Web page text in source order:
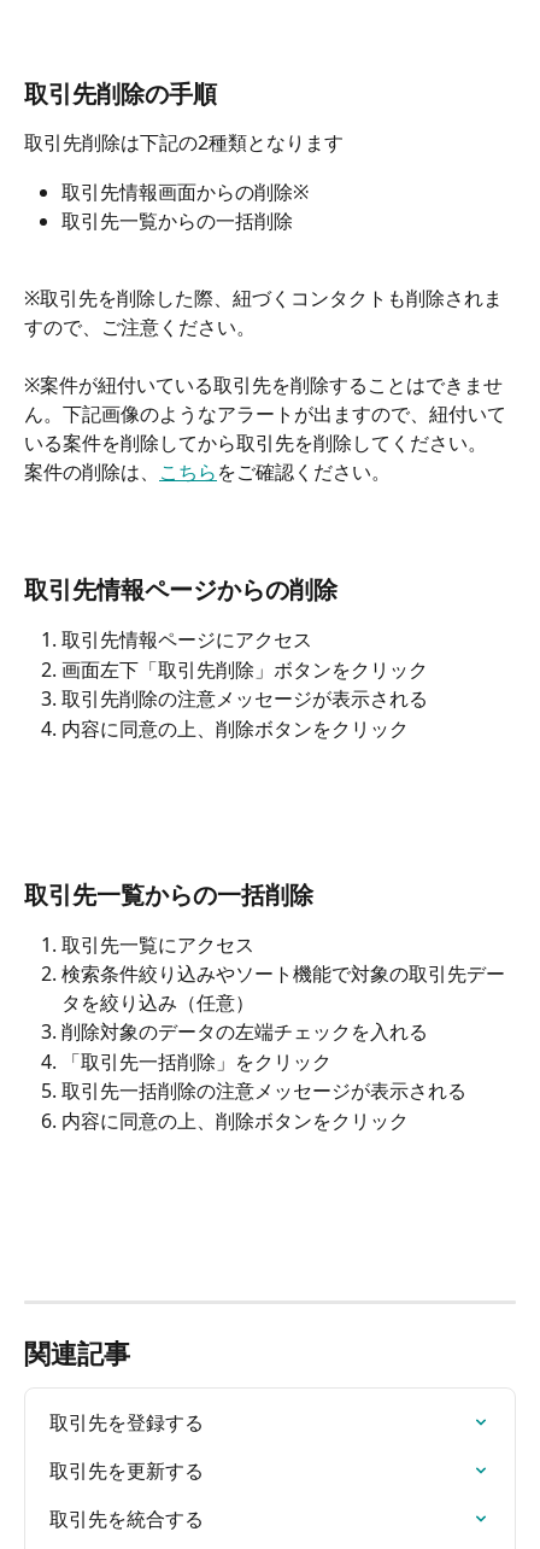
取引先削除の手順
取引先削除は下記の2種類となります
取引先情報画面からの削除※
取引先一覧からの一括削除
※取引先を削除した際、紐づくコンタクトも削除されま
すので、ご注意ください。
※案件が紐付いている取引先を削除することはできませ
ん。下記画像のようなアラートが出ますので、紐付いて
いる案件を削除してから取引先を削除してください。
案件の削除は、 こちらをご確認ください。
取引先情報ページからの削除
取引先情報ページにアクセス
画面左下「取引先削除」ボタンをクリック
取引先削除の注意メッセージが表示される
内容に同意の上、削除ボタンをクリック
取引先一覧からの一括削除
取引先一覧にアクセス
検索条件絞り込みやソート機能で対象の取引先デー
タを絞り込み（任意）
削除対象のデータの左端チェックを入れる
「取引先一括削除」をクリック
取引先一括削除の注意メッセージが表示される
内容に同意の上、削除ボタンをクリック
関連記事
取引先を登録する
取引先を更新する
取引先を統合する